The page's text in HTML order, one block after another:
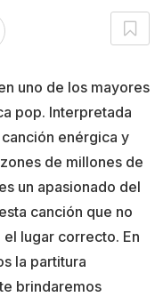
uno de los mayores
pop. Interpretada
enérgica y
de millones de
un apasionado del
canción que no
lugar correcto. En
la partitura
brindaremos